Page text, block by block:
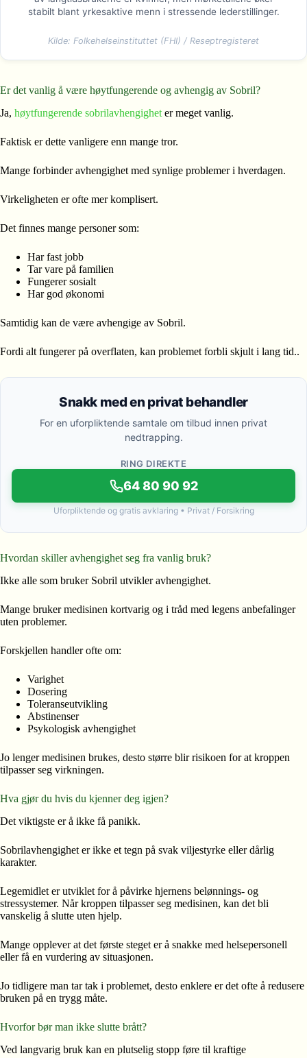
stabilt blant yrkesaktive menn i stressende lederstillinger.
Kilde: Folkehelseinstituttet (FHI) / Reseptregisteret
Er det vanlig å være høytfungerende og avhengig av Sobril?
Ja, høytfungerende sobrilavhengighet er meget vanlig.
Faktisk er dette vanligere enn mange tror.
Mange forbinder avhengighet med synlige problemer i hverdagen.
Virkeligheten er ofte mer komplisert.
Det finnes mange personer som:
Har fast jobb
Tar vare på familien
Fungerer sosialt
Har god økonomi
Samtidig kan de være avhengige av Sobril.
Fordi alt fungerer på overflaten, kan problemet forbli skjult i lang tid..
Snakk med en privat behandler
For en uforpliktende samtale om tilbud innen privat
nedtrapping.
RING DIREKTE
64 80 90 92
Uforpliktende og gratis avklaring • Privat / Forsikring
Hvordan skiller avhengighet seg fra vanlig bruk?
Ikke alle som bruker Sobril utvikler avhengighet.
Mange bruker medisinen kortvarig og i tråd med legens anbefalinger
uten problemer.
Forskjellen handler ofte om:
Varighet
Dosering
Toleranseutvikling
Abstinenser
Psykologisk avhengighet
Jo lenger medisinen brukes, desto større blir risikoen for at kroppen
tilpasser seg virkningen.
Hva gjør du hvis du kjenner deg igjen?
Det viktigste er å ikke få panikk.
Sobrilavhengighet er ikke et tegn på svak viljestyrke eller dårlig
karakter.
Legemidlet er utviklet for å påvirke hjernens belønnings- og
stressystemer. Når kroppen tilpasser seg medisinen, kan det bli
vanskelig å slutte uten hjelp.
Mange opplever at det første steget er å snakke med helsepersonell
eller få en vurdering av situasjonen.
Jo tidligere man tar tak i problemet, desto enklere er det ofte å redusere
bruken på en trygg måte.
Hvorfor bør man ikke slutte brått?
Ved langvarig bruk kan en plutselig stopp føre til kraftige